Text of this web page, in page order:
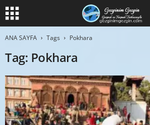
ANA SAYFA Tags Pokhara
Tag: Pokhara